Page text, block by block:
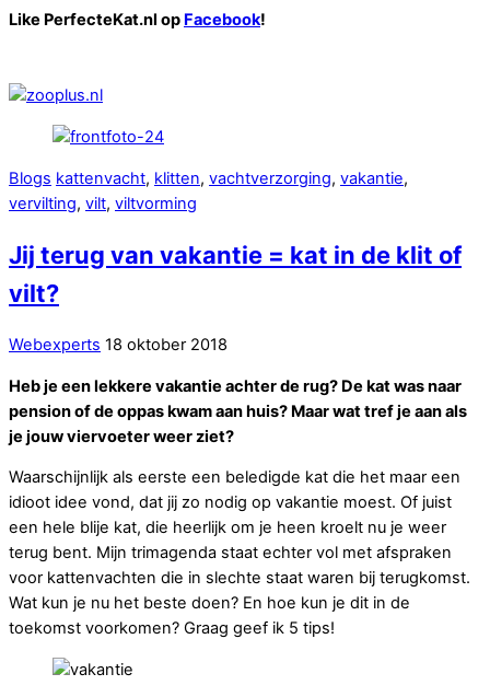
Like PerfecteKat.nl op Facebook!
Blogs kattenvacht, klitten, vachtverzorging, vakantie,
vervilting, vilt, viltvorming
Jij terug van vakantie = kat in de klit of
vilt?
Webexperts 18 oktober 2018
Heb je een lekkere vakantie achter de rug? De kat was naar
pension of de oppas kwam aan huis? Maar wat tref je aan als
je jouw viervoeter weer ziet?
Waarschijnlijk als eerste een beledigde kat die het maar een
idioot idee vond, dat jij zo nodig op vakantie moest. Of juist
een hele blije kat, die heerlijk om je heen kroelt nu je weer
terug bent. Mijn trimagenda staat echter vol met afspraken
voor kattenvachten die in slechte staat waren bij terugkomst.
Wat kun je nu het beste doen? En hoe kun je dit in de
toekomst voorkomen? Graag geef ik 5 tips!